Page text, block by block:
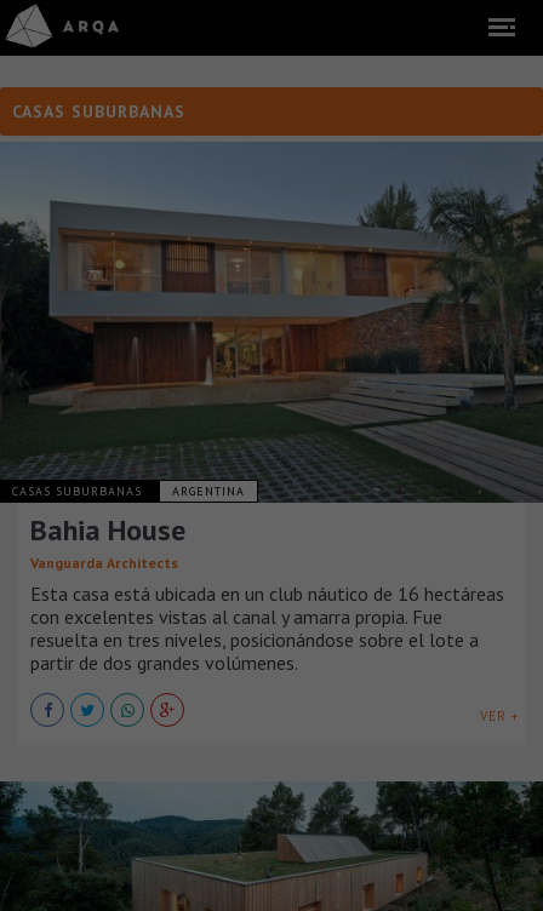
CASAS SUBURBANAS
CASAS SUBURBANAS ARGENTINA
Bahia House
Vanguarda Architects
Esta casa está ubicada en un club náutico de 16 hectáreas
con excelentes vistas al canal y amarra propia. Fue
resuelta en tres niveles, posicionándose sobre el lote a
partir de dos grandes volúmenes.
VER +